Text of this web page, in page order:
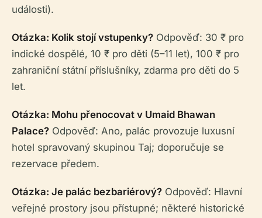
události).
Otázka: Kolik stojí vstupenky? Odpověď: 30 ₹ pro
indické dospělé, 10 ₹ pro děti (5–11 let), 100 ₹ pro
zahraniční státní příslušníky, zdarma pro děti do 5
let.
Otázka: Mohu přenocovat v Umaid Bhawan
Palace? Odpověď: Ano, palác provozuje luxusní
hotel spravovaný skupinou Taj; doporučuje se
rezervace předem.
Otázka: Je palác bezbariérový? Odpověď: Hlavní
veřejné prostory jsou přístupné; některé historické